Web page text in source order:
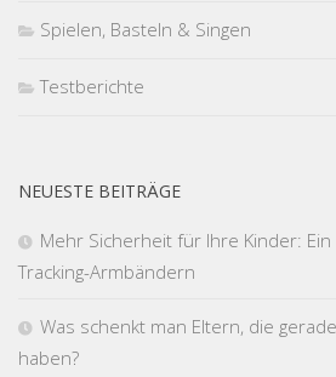
Spielen, Basteln & Singen
Testberichte
NEUESTE BEITRÄGE
Mehr Sicherheit für Ihre Kinder: Ein
Tracking-Armbändern
Was schenkt man Eltern, die
haben?